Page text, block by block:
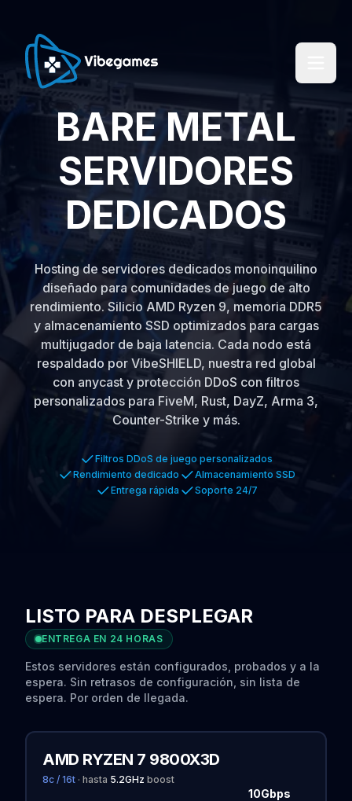
BARE METAL
SERVIDORES
DEDICADOS
Hosting de servidores dedicados monoinquilino
diseñado para comunidades de juego de alto
rendimiento. Silicio AMD Ryzen 9, memoria DDR5
y almacenamiento SSD optimizados para cargas
multijugador de baja latencia. Cada nodo está
respaldado por VibeSHIELD, nuestra red global
con anycast y protección DDoS con filtros
personalizados para FiveM, Rust, DayZ, Arma 3,
Counter-Strike y más.
Filtros DDoS de juego personalizados
Rendimiento dedicado
Almacenamiento SSD
Entrega rápida
Soporte 24/7
LISTO PARA DESPLEGAR
ENTREGA EN 24 HORAS
Estos servidores están configurados, probados y a la
espera. Sin retrasos de configuración, sin lista de
espera. Por orden de llegada.
AMD RYZEN 7 9800X3D
8c / 16t · hasta 5.2GHz boost
10Gbps